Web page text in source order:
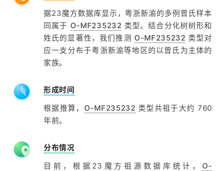
据23魔方数据库显示，粤浙新渝的多例曾氏样本
同属于 O-MF235232 类型。结合分化树树形和
姓氏的显著性，我们推测 O-MF235232 类型对
应一支分布于粤浙新渝等地区的以曾氏为主体的
家族。
形成时间
根据推算， O-MF235232 类型共祖于大约 760
年前。
分布情况
目前，根据23魔方祖源数据库统计， O-